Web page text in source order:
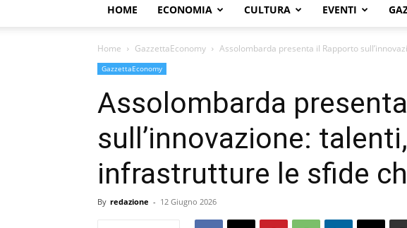
HOME ECONOMIA CULTURA EVENTI
Home GazzettaEconomy Assolombarda presenta il Rapporto
GazzettaEconomy
Assolombarda
sull’innovazione:
infrastrutture le sfide
By redazione - 12 Giugno 2026